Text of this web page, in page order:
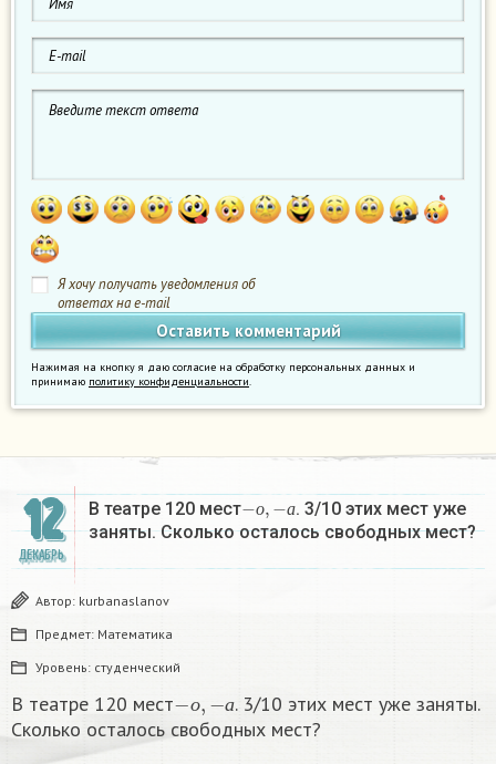
Я хочу получать уведомления об
ответах на e-mail
Нажимая на кнопку я даю согласие на обработку персональных данных и
принимаю политику конфиденциальности.
12
ДЕКАБРЬ
В театре 120 мест о а
−о −а
. 3/10 этих мест уже
заняты. Сколько осталось свободных мест?
Автор: kurbanaslanov
Предмет: Математика
Уровень: студенческий
В театре 120 мест о а . 3/10 этих мест уже заняты.
Сколько осталось свободных мест?